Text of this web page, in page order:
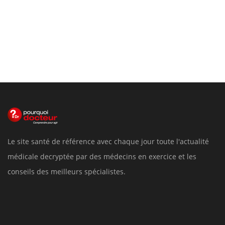
Le site santé de référence avec chaque jour toute l'actualité
médicale decryptée par des médecins en exercice et les
conseils des meilleurs spécialistes.